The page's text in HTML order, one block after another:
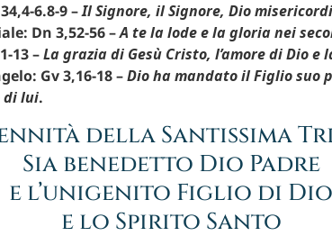
6.8-9 –Il Signore, il Signore, Dio
Dn 3,52-56 –A te la lode e la gloria nei
13 –La grazia di Gesù Cristo, l’amore di Dio e
Gv 3,16-18 –Dio ha mandato il Figlio suo
di lui.
della Santissima
Sia benedetto Dio Padre
e l’unigenito Figlio di Dio
e lo Spirito Santo